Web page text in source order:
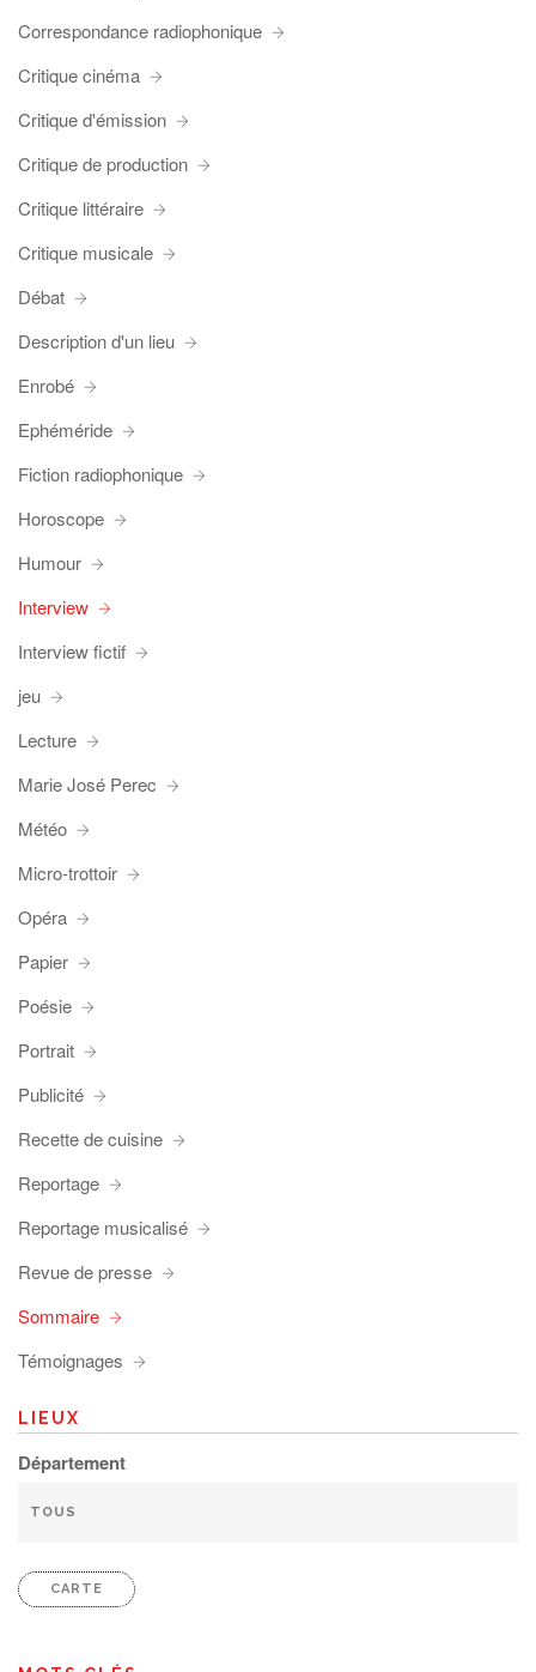
Correspondance radiophonique
Critique cinéma
Critique d'émission
Critique de production
Critique littéraire
Critique musicale
Débat
Description d'un lieu
Enrobé
Ephéméride
Fiction radiophonique
Horoscope
Humour
Interview
Interview fictif
jeu
Lecture
Marie José Perec
Météo
Micro-trottoir
Opéra
Papier
Poésie
Portrait
Publicité
Recette de cuisine
Reportage
Reportage musicalisé
Revue de presse
Sommaire
Témoignages
LIEUX
Département
CARTE